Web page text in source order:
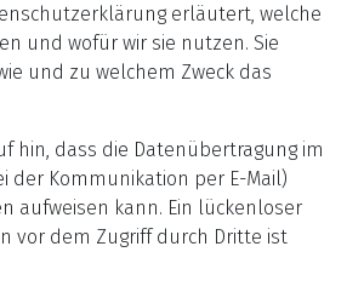
erläutert, welche
und wofür wir sie nutzen. Sie
und zu welchem Zweck das
hin, dass die Datenübertragung im
der Kommunikation per E-Mail)
aufweisen kann. Ein lückenloser
vor dem Zugriff durch Dritte ist